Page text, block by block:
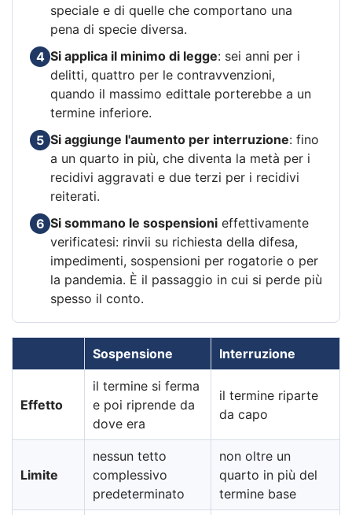
speciale e di quelle che comportano una
pena di specie diversa.
4 Si applica il minimo di legge: sei anni per i
delitti, quattro per le contravvenzioni,
quando il massimo edittale porterebbe a un
termine inferiore.
5 Si aggiunge l'aumento per interruzione: fino
a un quarto in più, che diventa la metà per i
recidivi aggravati e due terzi per i recidivi
reiterati.
6 Si sommano le sospensioni effettivamente
verificatesi: rinvii su richiesta della difesa,
impedimenti, sospensioni per rogatorie o per
la pandemia. È il passaggio in cui si perde più
spesso il conto.
Sospensione Interruzione
Effetto
il termine si ferma
e poi riprende da
dove era
il termine riparte
da capo
Limite
nessun tetto
complessivo
predeterminato
non oltre un
quarto in più del
termine base